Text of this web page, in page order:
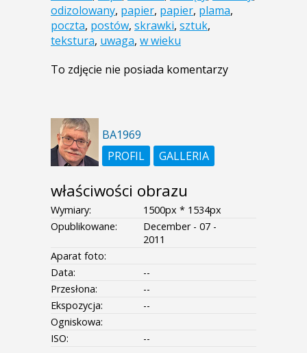
odizolowany, papier, papier, plama,
poczta, postów, skrawki, sztuk,
tekstura, uwaga, w wieku
To zdjęcie nie posiada komentarzy
BA1969
PROFIL
GALLERIA
właściwości obrazu
Wymiary:
1500px * 1534px
Opublikowane:
December - 07 -
2011
Aparat foto:
Data:
--
Przesłona:
--
Ekspozycja:
--
Ogniskowa:
ISO:
--